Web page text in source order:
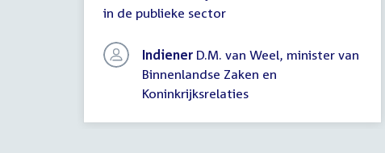
vragen
in de publieke sector
Indiener D.M. van Weel, minister van
Binnenlandse Zaken en
Koninkrijksrelaties